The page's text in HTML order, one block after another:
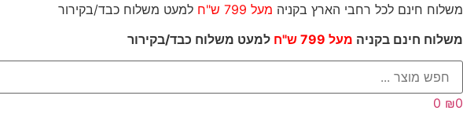
דלג
משלוח חינם לכל רחבי הארץ בקניה מעל 799 ש"ח למעט משלוח כבד/
משלוח חינם בקניה מעל 799 ש"ח למעט משלוח כבד/בקירור
Search
₪0
0